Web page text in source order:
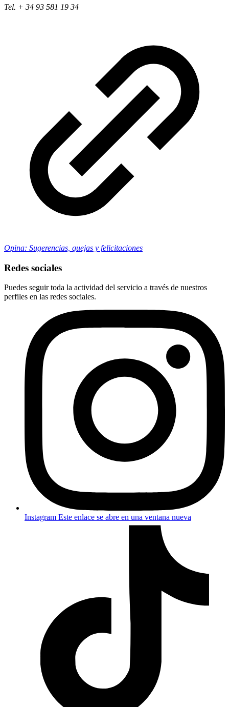
Tel. + 34 93 581 19 34
Opina: Sugerencias, quejas y felicitaciones
Redes sociales
Puedes seguir toda la actividad del servicio a través de nuestros
perfiles en las redes sociales.
Instagram Este enlace se abre en una ventana nueva